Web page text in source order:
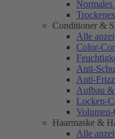
Normales
Conditioner &
Alle
Color-
Anti-
Anti-
Aufbau &
Locken-
Haarmaske &
Alle